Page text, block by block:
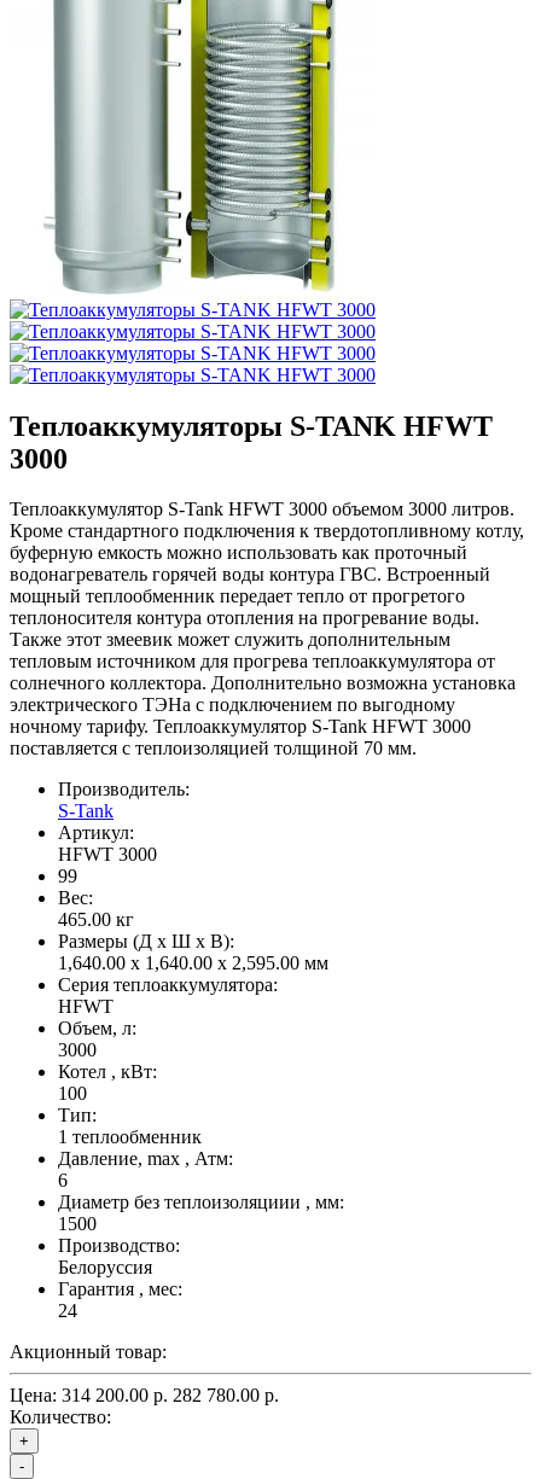
Теплоаккумуляторы S-TANK HFWT
3000
Теплоаккумулятор S-Tank HFWT 3000 объемом 3000 литров.
Кроме стандартного подключения к твердотопливному котлу,
буферную емкость можно использовать как проточный
водонагреватель горячей воды контура ГВС. Встроенный
мощный теплообменник передает тепло от прогретого
теплоносителя контура отопления на прогревание воды.
Также этот змеевик может служить дополнительным
тепловым источником для прогрева теплоаккумулятора от
солнечного коллектора. Дополнительно возможна установка
электрического ТЭНа с подключением по выгодному
ночному тарифу. Теплоаккумулятор S-Tank HFWT 3000
поставляется с теплоизоляцией толщиной 70 мм.
Производитель:
S-Tank
Артикул:
HFWT 3000
99
Вес:
465.00 кг
Размеры (Д x Ш x В):
1,640.00 x 1,640.00 x 2,595.00 мм
Серия теплоаккумулятора:
HFWT
Объем, л:
3000
Котел , кВт:
100
Тип:
1 теплообменник
Давление, max , Атм:
6
Диаметр без теплоизоляциии , мм:
1500
Производство:
Белоруссия
Гарантия , мес:
24
Акционный товар:
Цена: 314 200.00 р. 282 780.00 р.
Количество:
+
-